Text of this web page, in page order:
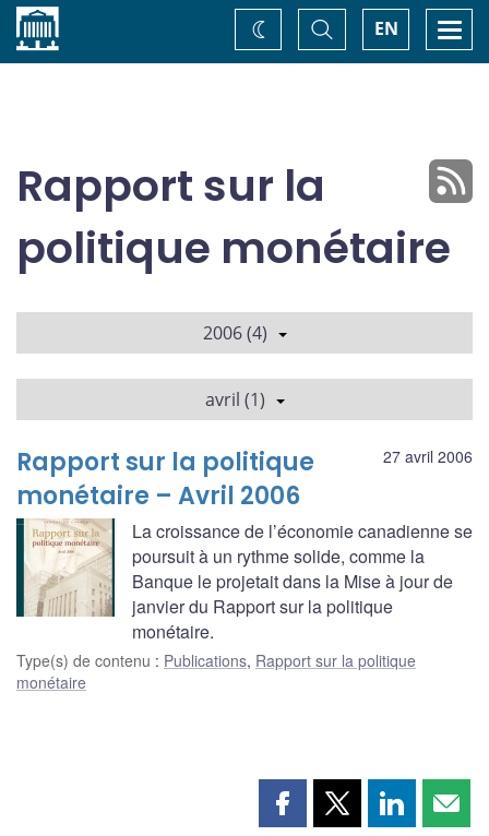
Accueil EN
Basculer
la
recherche
Changez
de
Rapport sur la
politique monétaire
2006 (4)
avril (1)
27 avril 2006
Rapport sur la politique
monétaire – Avril 2006
La croissance de l’économie canadienne se
poursuit à un rythme solide, comme la
Banque le projetait dans la Mise à jour de
janvier du Rapport sur la politique
monétaire.
Type(s) de contenu : Publications, Rapport sur la politique
monétaire
PartagerPartagerPartager